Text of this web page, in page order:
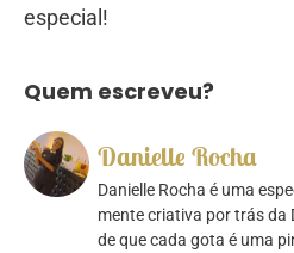
especial!
Quem escreveu?
Danielle Rocha
Danielle Rocha é uma
mente criativa por trás da
de que cada gota é uma